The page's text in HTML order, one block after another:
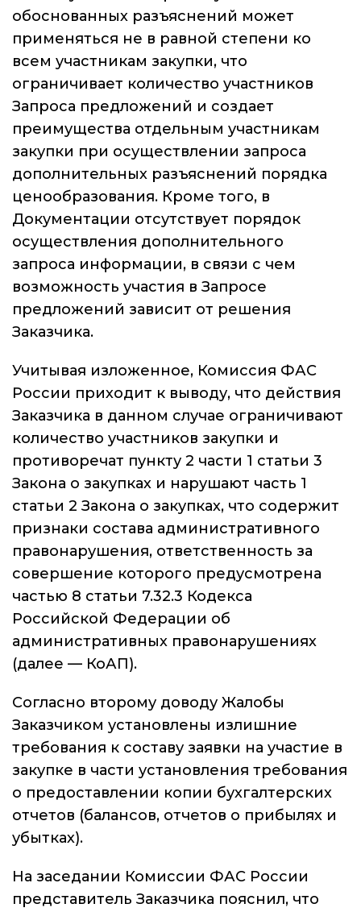
обоснованных разъяснений может
применяться не в равной степени ко
всем участникам закупки, что
ограничивает количество участников
Запроса предложений и создает
преимущества отдельным участникам
закупки при осуществлении запроса
дополнительных разъяснений порядка
ценообразования. Кроме того, в
Документации отсутствует порядок
осуществления дополнительного
запроса информации, в связи с чем
возможность участия в Запросе
предложений зависит от решения
Заказчика.
Учитывая изложенное, Комиссия ФАС
России приходит к выводу, что действия
Заказчика в данном случае ограничивают
количество участников закупки и
противоречат пункту 2 части 1 статьи 3
Закона о закупках и нарушают часть 1
статьи 2 Закона о закупках, что содержит
признаки состава административного
правонарушения, ответственность за
совершение которого предусмотрена
частью 8 статьи 7.32.3 Кодекса
Российской Федерации об
административных правонарушениях
(далее — КоАП).
Согласно второму доводу Жалобы
Заказчиком установлены излишние
требования к составу заявки на участие в
закупке в части установления требования
о предоставлении копии бухгалтерских
отчетов (балансов, отчетов о прибылях и
убытках).
На заседании Комиссии ФАС России
представитель Заказчика пояснил, что